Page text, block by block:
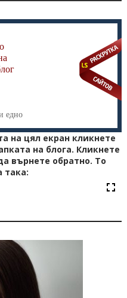
едно
на цял екран кликнете
на блога. Кликнете
върнете обратно. То
така: